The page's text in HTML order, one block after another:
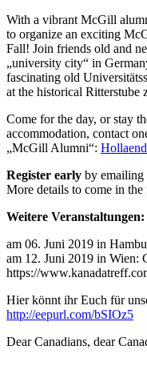
With a vibrant McGill
to organize an exciting
Fall! Join friends old and
„university city“ in
fascinating old
at the historical
Come for the day, or stay
accommodation, contact
„McGill Alumni“:
Register early by emailing
More details to come in
Weitere Veranstaltungen:
am 06. Juni 2019 in
am 12. Juni 2019 in Wien:
https://
Hier könnt ihr Euch für
http://eepurl.com/bSIOz5
Dear Canadians, dear